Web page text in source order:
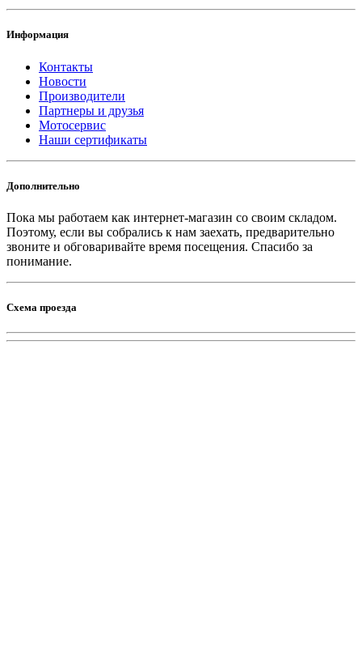
Информация
Контакты
Новости
Производители
Партнеры и друзья
Мотосервис
Наши сертификаты
Дополнительно
Пока мы работаем как интернет-магазин со своим складом.
Поэтому, если вы собрались к нам заехать, предварительно
звоните и обговаривайте время посещения. Спасибо за
понимание.
Схема проезда